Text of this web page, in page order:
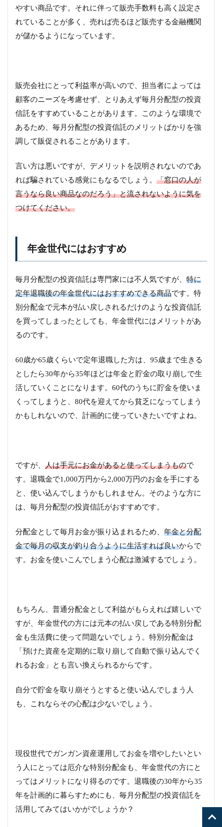
やすい商品です。それに伴って販売手数料も高く設定さ
れていることが多く、売れば売るほど販売する金融機関
が儲かるようになっています。
販売会社にとって利益率が高いので、担当者によっては
顧客のニーズを考慮せず、とりあえず毎月分配型の投資
信託をすすめていることがあります。このような環境で
あるため、毎月分配型の投資信託のメリットばかりを強
調して販促されることがあります。
言い方は悪いですが、デメリットを説明されないのであ
れば騙されている感覚にもなるでしょう。 「窓口の人が
言うなら良い商品なのだろう」と流されないように気を
つけてください。
年金世代にはおすすめ
毎月分配型の投資信託は専門家には不人気ですが、 特に
定年退職後の年金世代にはおすすめできる商品です。特
別分配金で元本が払い戻しされるだけのような投資信託
を買ってしまったとしても、年金世代にはメリットがあ
るのです。
60歳か65歳くらいで定年退職した方は、95歳まで生きる
としたら30年から35年ほどは年金と貯金の取り崩しで生
活していくことになります。60代のうちに貯金を使いま
くってしまうと、80代を迎えてから貧乏になってしまう
かもしれないので、計画的に使っていきたいですよね。
ですが、 人は手元にお金があると使ってしまうもので
す。退職金で1,000万円から2,000万円のお金を手にする
と、使い込んでしまうかもしれません。そのような方に
は、毎月分配型の投資信託がおすすめです。
分配金として毎月お金が振り込まれるため、 年金と分配
金で毎月の収支が釣り合うように生活すれば良いからで
す。お金を使いこんでしまう心配は激減するでしょう。
もちろん、普通分配金として利益がもらえれば嬉しいで
すが、年金世代の方には元本の払い戻しである特別分配
金も生活費に使って問題ないでしょう。特別分配金は
「預けた資産を定期的に取り崩して自動で振り込んでく
れるお金」とも言い換えられるからです。
自分で貯金を取り崩そうとすると使い込んでしまう人
も、これならその心配は少ないでしょう。
現役世代でガンガン資産運用してお金を増やしたいとい
う人にとっては厄介な特別分配金も、年金世代の方にと
ってはメリットになり得るのです。退職後の30年から35
年を計画的に暮らすためにも、毎月分配型の投資信託を
活用してみてはいかがでしょうか？